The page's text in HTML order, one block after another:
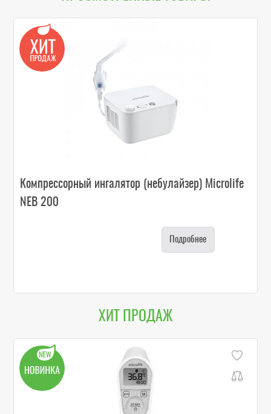
Компрессорный ингалятор (небулайзер) Microlife
NEB 200
Подробнее
ХИТ ПРОДАЖ